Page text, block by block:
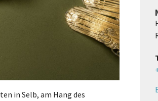
in Selb, am Hang des